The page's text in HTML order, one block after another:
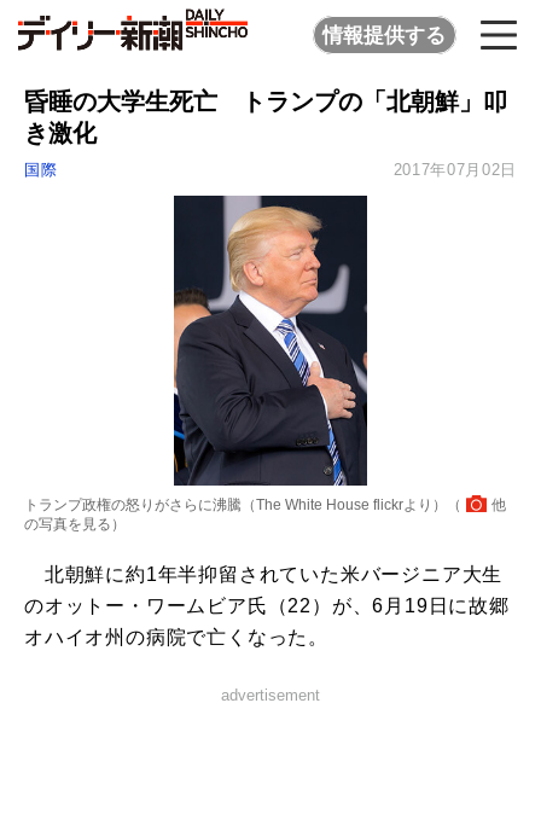
情報提供する
昏睡の大学生死亡 トランプの「北朝鮮」叩
き激化
国際 2017年07月02日
トランプ政権の怒りがさらに沸騰（The White House flickrより）（
他
の写真を見る ）
北朝鮮に約1年半抑留されていた米バージニア大生
のオットー・ワームビア氏（22）が、6月19日に故郷
オハイオ州の病院で亡くなった。
advertisement